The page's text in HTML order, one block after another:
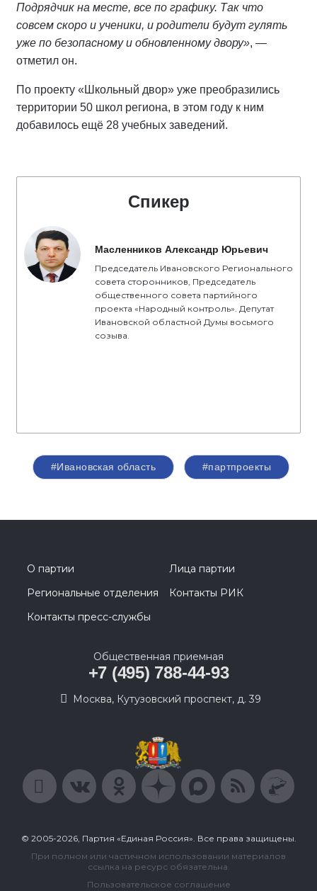
Подрядчик на месте, все по графику. Так что
совсем скоро и ученики, и родители будут гулять
уже по безопасному и обновленному двору», —
отметил он.
По проекту «Школьный двор» уже преобразились
территории 50 школ региона, в этом году к ним
добавилось ещё 28 учебных заведений.
Спикер
Масленников Александр Юрьевич
Председатель Ивановского Регионального
совета сторонников, Председатель
общественного совета партийного
проекта «Народный контроль». Депутат
Ивановской областной Думы восьмого
созыва.
#Ивановская область #партпроекты
О партии
Лица партии
Региональные отделения
Контакты РИК
Контакты пресс-службы
Общественная приемная
+7 (495) 788-44-93
Москва, Кутузовский проспект, д. 39
© 2005-2026, Партия «Единая Россия». Все права защищены.
При полном или частичном использовании материалов
ссылка на ресурс обязательна.
Пользовательское соглашение